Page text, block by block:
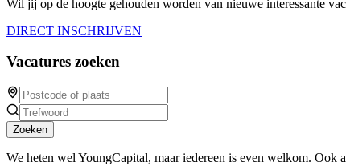
Wil jij op de hoogte gehouden worden van nieuwe interessante
DIRECT INSCHRIJVEN
Vacatures zoeken
Zoeken
We heten wel YoungCapital, maar iedereen is even welkom.